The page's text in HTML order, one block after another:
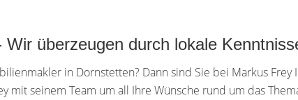
überzeugen durch lokale
in Dornstetten? Dann sind Sie bei Markus
mit seinem Team um all Ihre Wünsche rund um das